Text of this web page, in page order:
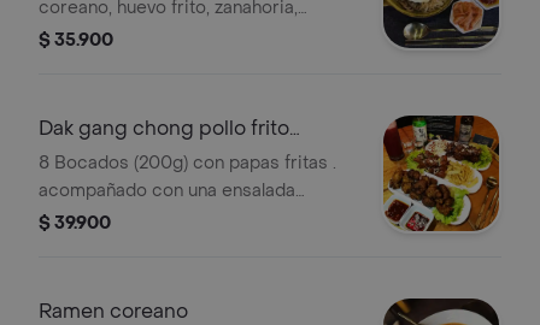
coreano, huevo frito, zanahoria,
lechuga, berenjena, raíz china, zuchini
$ 35.900
Dak gang chong pollo frito
coreano
8 Bocados (200g) con papas fritas .
acompañado con una ensalada
vinagreta y kimchi.
$ 39.900
Ramen coreano